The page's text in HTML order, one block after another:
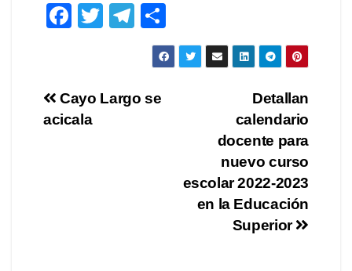
F
e
b
T
er
T
el
gr
o
m
Navegación
Detallan
calendario
docente para
nuevo curso
escolar 2022-2023
en la Educación
Superior
Cayo Largo se
acicala